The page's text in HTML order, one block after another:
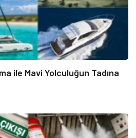
ile Mavi Yolculuğun Tadına